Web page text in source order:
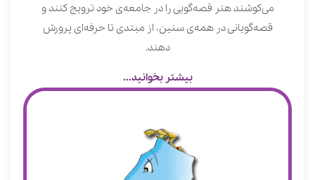
می‌کوشند هنر قصه‌گویی را در جامعه‌ی خود ترویج کنند و
قصه‌گویانی در همه‌ی سنین، از مبتدی تا حرفه‌ای پرورش
دهند.
بیشتر بخوانید...